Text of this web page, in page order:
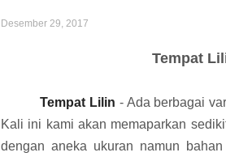
Desember 29, 2017
Tempat
Tempat Lilin - Ada berbagai
Kali ini kami akan memaparkan
dengan aneka ukuran namun